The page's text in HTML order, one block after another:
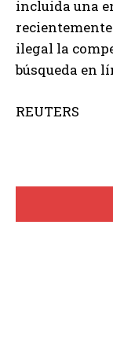
incluida una
ilegal la
búsqueda en
REUTERS